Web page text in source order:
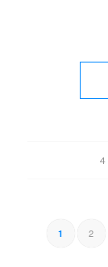
4/
1 2